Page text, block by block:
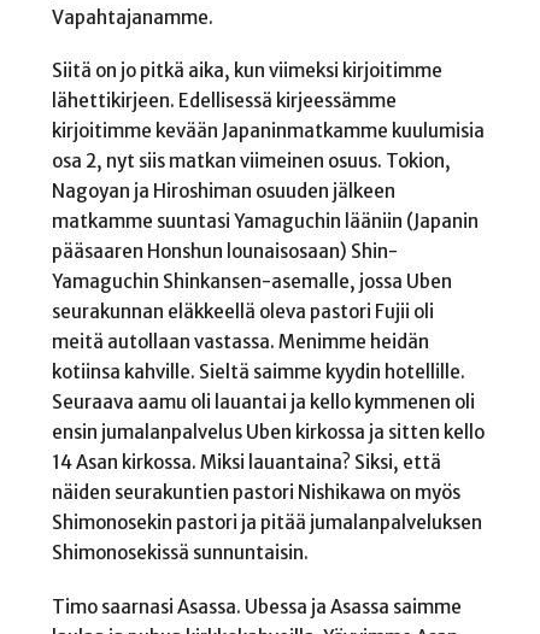
Vapahtajanamme.
Siitä on jo pitkä aika, kun viimeksi kirjoitimme
lähettikirjeen. Edellisessä kirjeessämme
kirjoitimme kevään Japaninmatkamme kuulumisia
osa 2, nyt siis matkan viimeinen osuus. Tokion,
Nagoyan ja Hiroshiman osuuden jälkeen
matkamme suuntasi Yamaguchin lääniin (Japanin
pääsaaren Honshun lounaisosaan) Shin-
Yamaguchin Shinkansen-asemalle, jossa Uben
seurakunnan eläkkeellä oleva pastori Fujii oli
meitä autollaan vastassa. Menimme heidän
kotiinsa kahville. Sieltä saimme kyydin hotellille.
Seuraava aamu oli lauantai ja kello kymmenen oli
ensin jumalanpalvelus Uben kirkossa ja sitten kello
14 Asan kirkossa. Miksi lauantaina? Siksi, että
näiden seurakuntien pastori Nishikawa on myös
Shimonosekin pastori ja pitää jumalanpalveluksen
Shimonosekissä sunnuntaisin.
Timo saarnasi Asassa. Ubessa ja Asassa saimme